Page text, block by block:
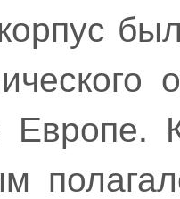
Европе.